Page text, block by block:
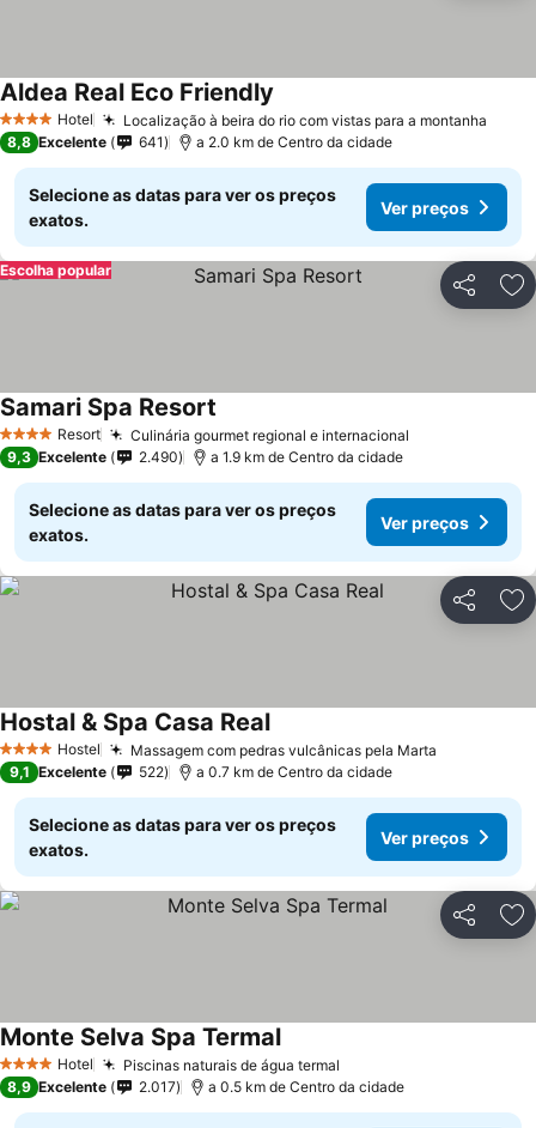
4 EstrelasHotel Localização à beira do rio com vistas para a montanha
Aldea Real Eco Friendly
8,8 Excelente 641 a 2.0 km de Centro da cidade
Selecione as datas para ver os preços
exatos.
Ver preços
Partilhar
Escolha popular
4 EstrelasResort Culinária gourmet regional e internacional
Samari Spa Resort
9,3 Excelente 2.490 a 1.9 km de Centro da cidade
Selecione as datas para ver os preços
exatos.
Ver preços
Partilhar
4 EstrelasHostel Massagem com pedras vulcânicas pela Marta
Hostal & Spa Casa Real
9,1 Excelente 522 a 0.7 km de Centro da cidade
Selecione as datas para ver os preços
exatos.
Ver preços
Partilhar
4 EstrelasHotel Piscinas naturais de água termal
Monte Selva Spa Termal
8,9 Excelente 2.017 a 0.5 km de Centro da cidade